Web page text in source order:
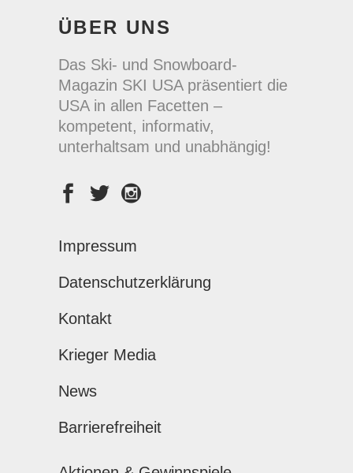
ÜBER UNS
Das Ski- und Snowboard-
Magazin SKI USA präsentiert die
USA in allen Facetten –
kompetent, informativ,
unterhaltsam und unabhängig!
Impressum
Datenschutzerklärung
Kontakt
Krieger Media
News
Barrierefreiheit